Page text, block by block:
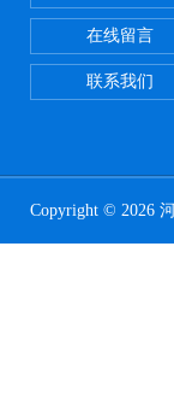
在线留言
联系我们
Copyright © 2026